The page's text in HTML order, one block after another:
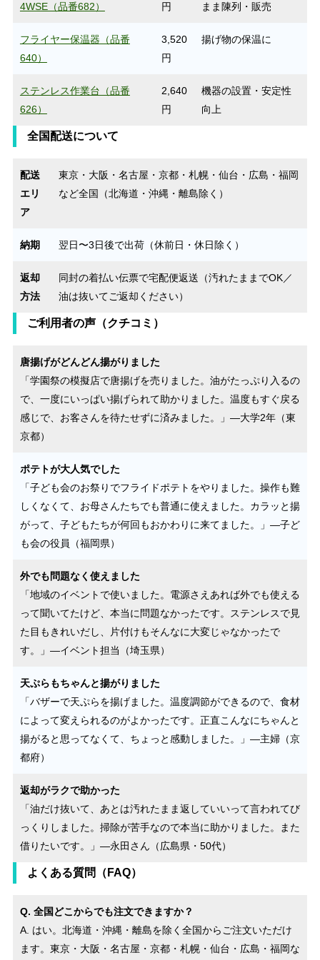
4WSE（品番682） 円 まま陳列・販売
フライヤー保温器（品番
640）
3,520
円
揚げ物の保温に
ステンレス作業台（品番
626）
2,640
円
機器の設置・安定性
向上
全国配送について
配送
エリ
ア
東京・大阪・名古屋・京都・札幌・仙台・広島・福岡
など全国（北海道・沖縄・離島除く）
納期 翌日〜3日後で出荷（休前日・休日除く）
返却
方法
同封の着払い伝票で宅配便返送（汚れたままでOK／
油は抜いてご返却ください）
ご利用者の声（クチコミ）
唐揚げがどんどん揚がりました
「学園祭の模擬店で唐揚げを売りました。油がたっぷり入るの
で、一度にいっぱい揚げられて助かりました。温度もすぐ戻る
感じで、お客さんを待たせずに済みました。」—大学2年（東
京都）
ポテトが大人気でした
「子ども会のお祭りでフライドポテトをやりました。操作も難
しくなくて、お母さんたちでも普通に使えました。カラッと揚
がって、子どもたちが何回もおかわりに来てました。」—子ど
も会の役員（福岡県）
外でも問題なく使えました
「地域のイベントで使いました。電源さえあれば外でも使える
って聞いてたけど、本当に問題なかったです。ステンレスで見
た目もきれいだし、片付けもそんなに大変じゃなかったで
す。」—イベント担当（埼玉県）
天ぷらもちゃんと揚がりました
「バザーで天ぷらを揚げました。温度調節ができるので、食材
によって変えられるのがよかったです。正直こんなにちゃんと
揚がると思ってなくて、ちょっと感動しました。」—主婦（京
都府）
返却がラクで助かった
「油だけ抜いて、あとは汚れたまま返していいって言われてび
っくりしました。掃除が苦手なので本当に助かりました。また
借りたいです。」—永田さん（広島県・50代）
よくある質問（FAQ）
Q. 全国どこからでも注文できますか？
A. はい。北海道・沖縄・離島を除く全国からご注文いただけ
ます。東京・大阪・名古屋・京都・札幌・仙台・広島・福岡な